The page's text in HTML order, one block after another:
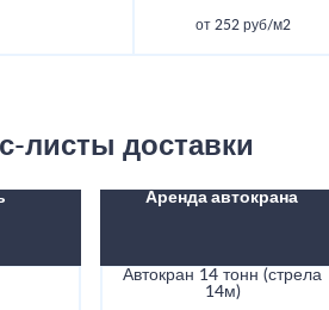
от 252 руб/м2
листы доставки
Аренда автокрана
Автокран 14 тонн (стрела
14м)